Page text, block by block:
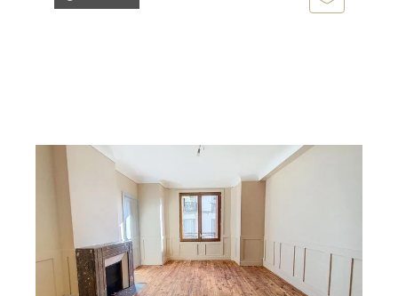
CHAMALIERES 63
89,88 m
, 4 pièces
Ref : 25288
Appartement F4 à louer
795 €
par mois charges comprises